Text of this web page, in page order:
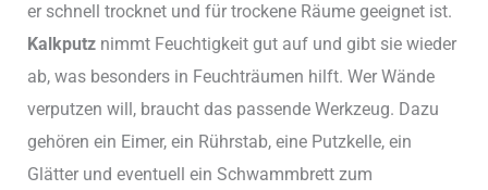
er schnell trocknet und für trockene Räume geeignet ist.
Kalkputz nimmt Feuchtigkeit gut auf und gibt sie wieder
ab, was besonders in Feuchträumen hilft. Wer Wände
verputzen will, braucht das passende Werkzeug. Dazu
gehören ein Eimer, ein Rührstab, eine Putzkelle, ein
Glätter und eventuell ein Schwammbrett zum